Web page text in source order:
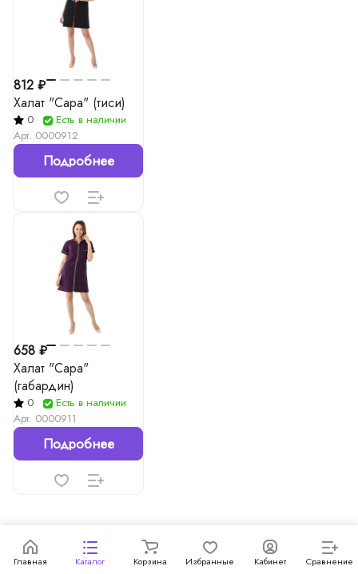
812 ₽
Халат "Сара" (тиси)
0
Есть в наличии
Арт. 0000912
Подробнее
658 ₽
Халат "Сара"
(габардин)
0
Есть в наличии
Арт. 0000911
Подробнее
Популярные товары
Главная Каталог Корзина Избранные Кабинет Сравнение